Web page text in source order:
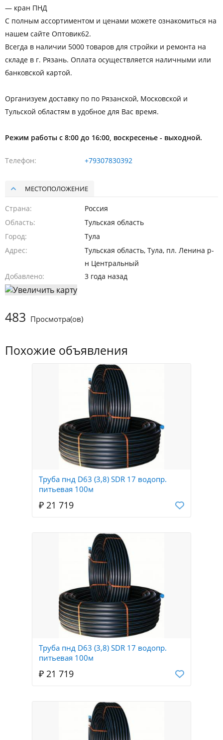
Похожие объявления
Труба пнд D63 (3,8) SDR 17 водопр.
питьевая 100м
₽ 21 719
Труба пнд D63 (3,8) SDR 17 водопр.
питьевая 100м
₽ 21 719
— кран ПНД
С полным ассортиментом и ценами можете ознакомиться на
нашем сайте Оптовик62.
Всегда в наличии 5000 товаров для стройки и ремонта на
складе в г. Рязань. Оплата осуществляется наличными или
банковской картой.
Организуем доставку по по Рязанской, Московской и
Тульской областям в удобное для Вас время.
Режим работы с 8:00 до 16:00, воскресенье - выходной.
Телефон +79307830392
МЕСТОПОЛОЖЕНИЕ
Страна
Россия
Область
Тульская область
Город
Тула
Адрес
Тульская область, Тула, пл. Ленина р-
н Центральный
Добавлено
3 года назад
483 Просмотра(ов)